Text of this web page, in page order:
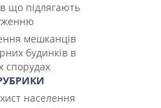
що підлягають
мешканців
будинків в
спорудах
населення